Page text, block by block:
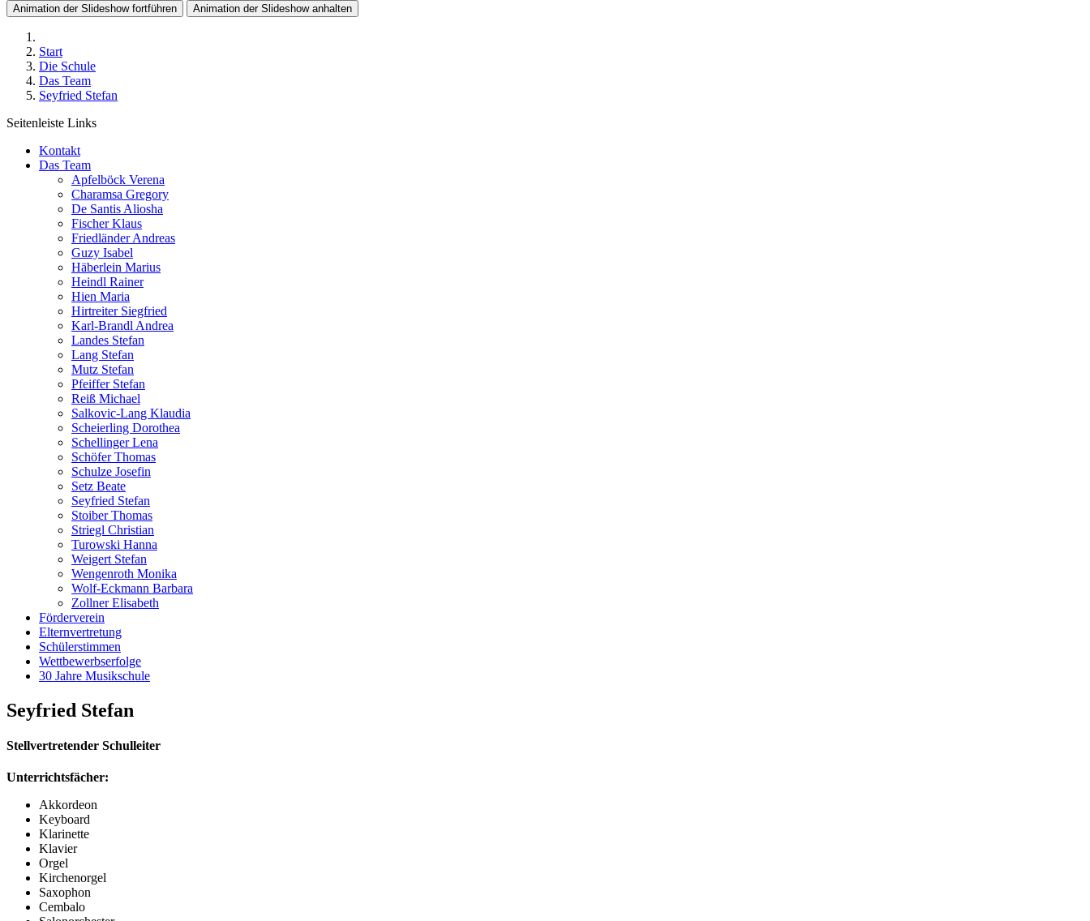
Animation der Slideshow fortführen Animation der Slideshow anhalten
Start
Die Schule
Das Team
Seyfried Stefan
Seitenleiste Links
Kontakt
Das Team
Apfelböck Verena
Charamsa Gregory
De Santis Aliosha
Fischer Klaus
Friedländer Andreas
Guzy Isabel
Häberlein Marius
Heindl Rainer
Hien Maria
Hirtreiter Siegfried
Karl-Brandl Andrea
Landes Stefan
Lang Stefan
Mutz Stefan
Pfeiffer Stefan
Reiß Michael
Salkovic-Lang Klaudia
Scheierling Dorothea
Schellinger Lena
Schöfer Thomas
Schulze Josefin
Setz Beate
Seyfried Stefan
Stoiber Thomas
Striegl Christian
Turowski Hanna
Weigert Stefan
Wengenroth Monika
Wolf-Eckmann Barbara
Zollner Elisabeth
Förderverein
Elternvertretung
Schülerstimmen
Wettbewerbserfolge
30 Jahre Musikschule
Seyfried Stefan
Stellvertretender Schulleiter
Unterrichtsfächer:
Akkordeon
Keyboard
Klarinette
Klavier
Orgel
Kirchenorgel
Saxophon
Cembalo